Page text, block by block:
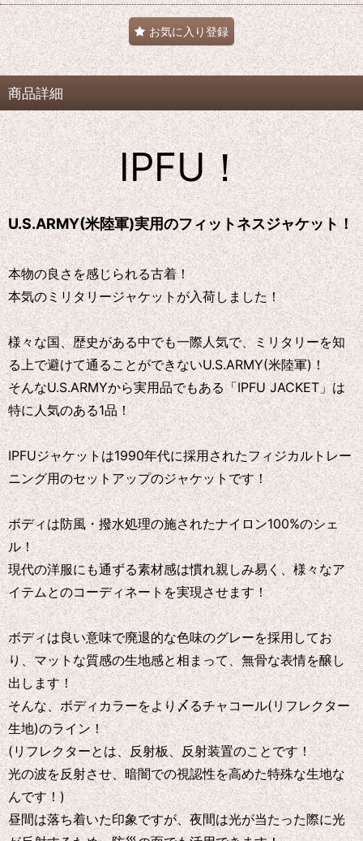
お気に入り登録
商品詳細
IPFU！
U.S.ARMY(米陸軍)実用のフィットネスジャケット！
本物の良さを感じられる古着！
本気のミリタリージャケットが入荷しました！
様々な国、歴史がある中でも一際人気で、ミリタリーを知
る上で避けて通ることができないU.S.ARMY(米陸軍)！
そんなU.S.ARMYから実用品でもある「IPFU JACKET」は
特に人気のある1品！
IPFUジャケットは1990年代に採用されたフィジカルトレー
ニング用のセットアップのジャケットです！
ボディは防風・撥水処理の施されたナイロン100%のシェ
ル！
現代の洋服にも通ずる素材感は慣れ親しみ易く、様々なア
イテムとのコーディネートを実現させます！
ボディは良い意味で廃退的な色味のグレーを採用してお
り、マットな質感の生地感と相まって、無骨な表情を醸し
出します！
そんな、ボディカラーをより〆るチャコール(リフレクター
生地)のライン！
(リフレクターとは、反射板、反射装置のことです！
光の波を反射させ、暗闇での視認性を高めた特殊な生地な
んです！)
昼間は落ち着いた印象ですが、夜間は光が当たった際に光